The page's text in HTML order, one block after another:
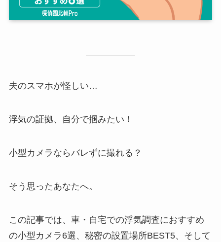
夫のスマホが怪しい…
浮気の証拠、自分で掴みたい！
小型カメラならバレずに撮れる？
そう思ったあなたへ。
この記事では、車・自宅での浮気調査におすすめ
の小型カメラ6選、秘密の設置場所BEST5、そして